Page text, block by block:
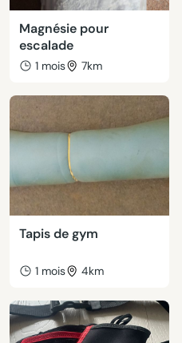
Magnésie pour
escalade
1 mois 7km
Tapis de gym
1 mois 4km